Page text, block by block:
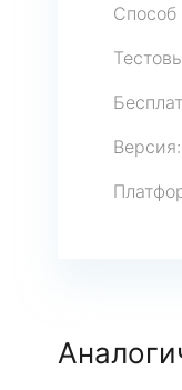
Способ
Версия: